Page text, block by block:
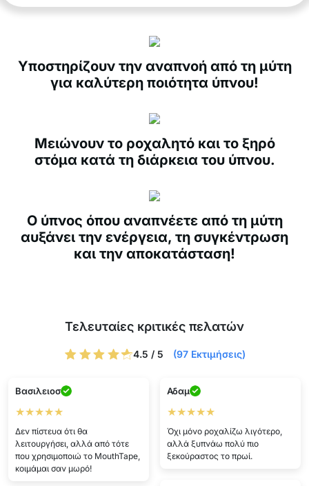
Υποστηρίζουν την αναπνοή από τη μύτη
για καλύτερη ποιότητα ύπνου!
Μειώνουν το ροχαλητό και το ξηρό
στόμα κατά τη διάρκεια του ύπνου.
Ο ύπνος όπου αναπνέετε από τη μύτη
αυξάνει την ενέργεια, τη συγκέντρωση
και την αποκατάσταση!
Τελευταίες κριτικές πελατών
4.5 / 5 (97 Εκτιμήσεις)
Βασιλειοσ
★★★★★
Δεν πίστευα ότι θα
λειτουργήσει, αλλά από τότε
που χρησιμοποιώ το MouthTape,
κοιμάμαι σαν μωρό!
Αδαμ
★★★★★
Όχι μόνο ροχαλίζω λιγότερο,
αλλά ξυπνάω πολύ πιο
ξεκούραστος το πρωί.